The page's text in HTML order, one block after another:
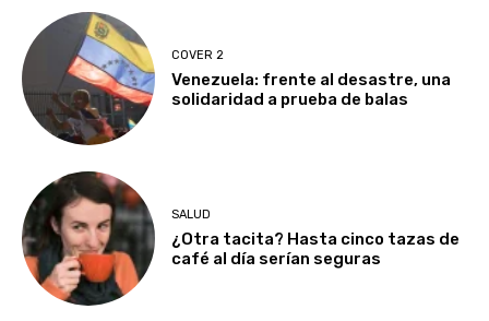
COVER 2
Venezuela: frente al desastre, una
solidaridad a prueba de balas
SALUD
¿Otra tacita? Hasta cinco tazas de
café al día serían seguras